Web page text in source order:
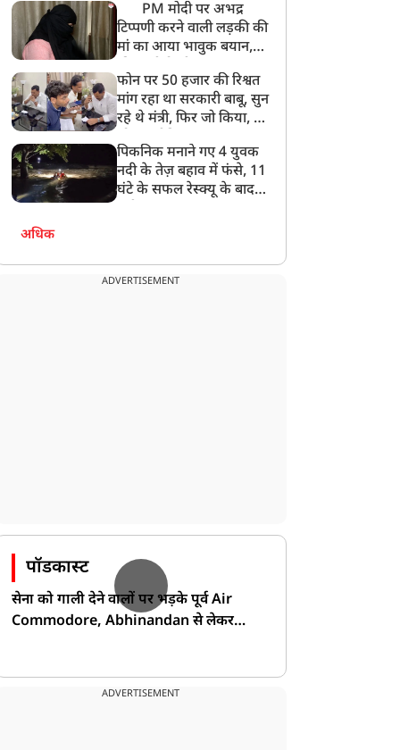
PM मोदी पर अभद्र
टिप्पणी करने वाली लड़की की
मां का आया भावुक बयान,
बेटी को गोद लें प्रधानमंत्री
फोन पर 50 हजार की रिश्वत
मांग रहा था सरकारी बाबू, सुन
रहे थे मंत्री, फिर जो किया, वो
पिकनिक मनाने गए 4 युवक
नदी के तेज़ बहाव में फंसे, 11
घंटे के सफल रेस्क्यू के बाद
अधिक
ADVERTISEMENT
पॉडकास्ट
सेना को गाली देने वालों पर भड़के पूर्व Air
Commodore, Abhinandan से लेकर
ADVERTISEMENT